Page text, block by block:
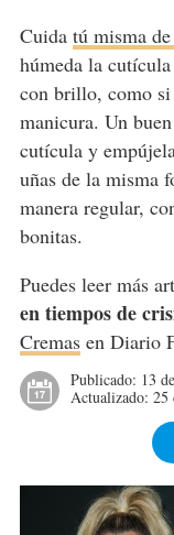
Cuida tú misma
húmeda la
con brillo, como si
manicura. Un
cutícula y
uñas de la misma
manera regular,
bonitas.
Puedes leer más
en tiempos de
Cremasen Diario
Publicado: 13
Actualizado: 25